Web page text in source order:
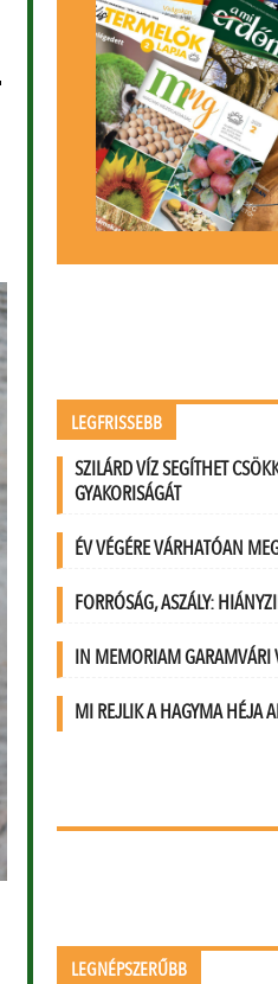
LEGFRISSEBB
SZILÁRD VÍZ SEGÍTHET
GYAKORISÁGÁT
ÉV VÉGÉRE VÁRHATÓAN
FORRÓSÁG, ASZÁLY:
IN MEMORIAM
MI REJLIK A HAGYMA HÉJA
LEGNÉPSZERŰBB